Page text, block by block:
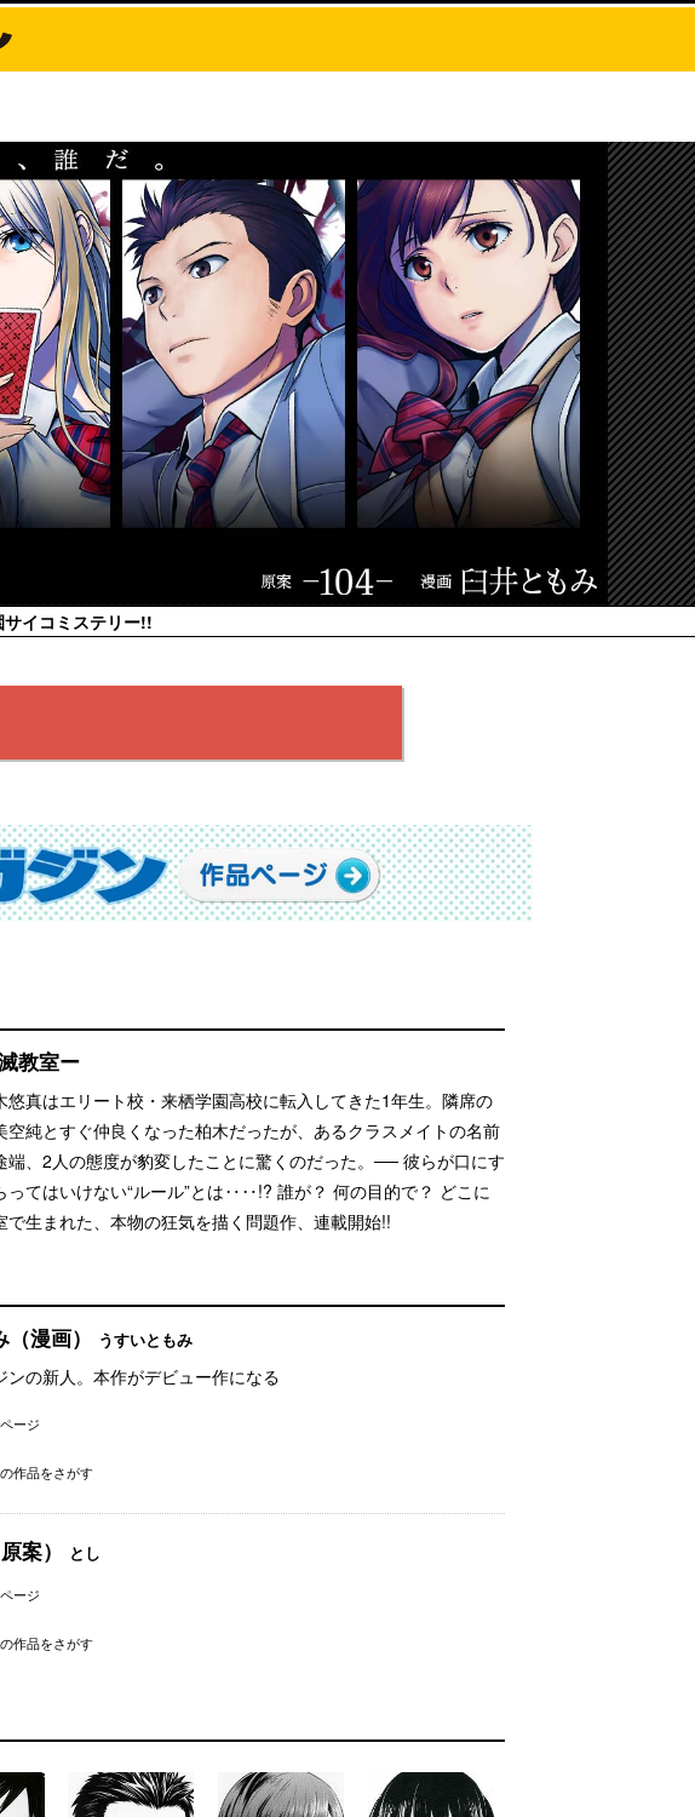
イコミステリー!!
教室ー
悠真はエリート校・来栖学園高校に転入してきた1年生。隣席の
空純とすぐ仲良くなった柏木だったが、あるクラスメイトの名前
端、2人の態度が豹変したことに驚くのだった。── 彼らが口にす
ってはいけない“ルール”とは‥‥!? 誰が？ 何の目的で？ どこに
で生まれた、本物の狂気を描く問題作、連載開始!!
漫画） うすいともみ
ンの新人。本作がデビュー作になる
ージ
作品をさがす
案） とし
ージ
作品をさがす